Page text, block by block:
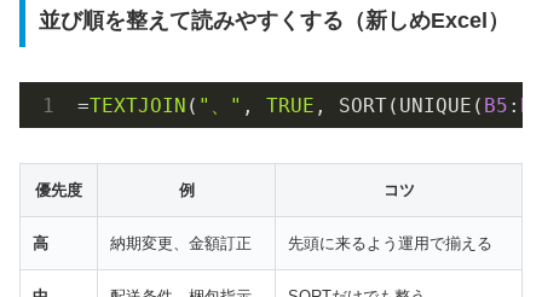
並び順を整えて読みやすくする（新しめExcel）
=TEXTJOIN ( "、" , TRUE , SORT(UNIQUE( B5 :
優先度 例 コツ
高 納期変更、金額訂正 先頭に来るよう運用で揃える